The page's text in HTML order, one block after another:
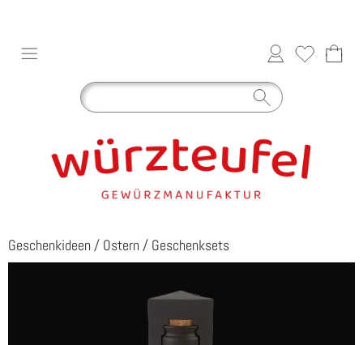
Geschenkideen / Ostern / Geschenksets